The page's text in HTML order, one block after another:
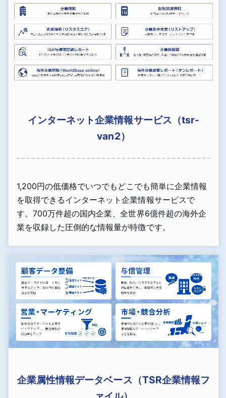
インターネット企業情報サービス（tsr-
van2）
1,200円の低価格でいつでもどこでも簡単に企業情報
を取得できるインターネット企業情報サービスで
す。700万件超の国内企業、全世界6億件超の海外企
業を収録した圧倒的な情報量が特徴です。
企業属性情報データベース（TSR企業情報フ